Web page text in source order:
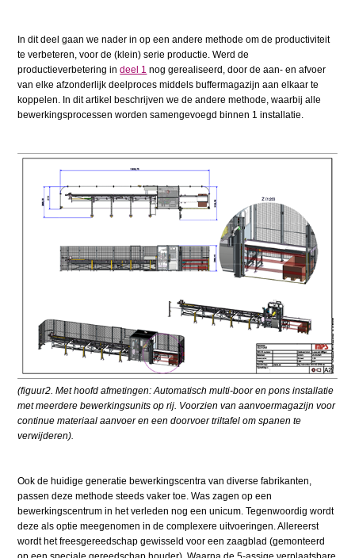
In dit deel gaan we nader in op een andere methode om de productiviteit
te verbeteren, voor de (klein) serie productie. Werd de
productieverbetering indeel 1 nog gerealiseerd, door de aan- en afvoer
van elke afzonderlijk deelproces middels buffermagazijn aan elkaar te
koppelen. In dit artikel beschrijven we de andere methode, waarbij alle
bewerkingsprocessen worden samengevoegd binnen 1 installatie.
(figuur2. Met hoofd afmetingen: Automatisch multi-boor en pons installatie
met meerdere bewerkingsunits op rij. Voorzien van aanvoermagazijn voor
continue materiaal aanvoer en een doorvoer triltafel om spanen te
verwijderen).
Ook de huidige generatie bewerkingscentra van diverse fabrikanten,
passen deze methode steeds vaker toe. Was zagen op een
bewerkingscentrum in het verleden nog een unicum. Tegenwoordig wordt
deze als optie meegenomen in de complexere uitvoeringen. Allereerst
wordt het freesgereedschap gewisseld voor een zaagblad (gemonteerd